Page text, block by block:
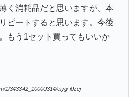
く消耗品だと思いますが、本
ピートすると思います。今後
もう1セット買ってもいいか
1/343342_10000314/eiyg-i0zej-